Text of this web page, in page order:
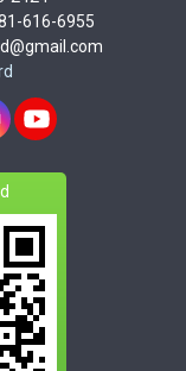
616-6955